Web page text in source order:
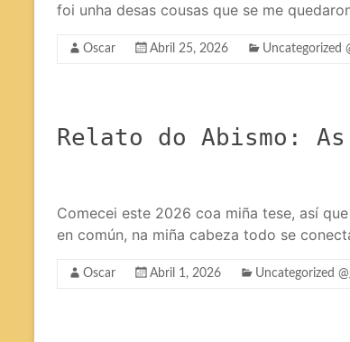
foi unha desas cousas que se me
Oscar Abril 25, 2026 Uncategorized
Relato do Abismo:
Comecei este 2026 coa miña tese, así
en común, na miña cabeza todo se
Oscar Abril 1, 2026 Uncategorized